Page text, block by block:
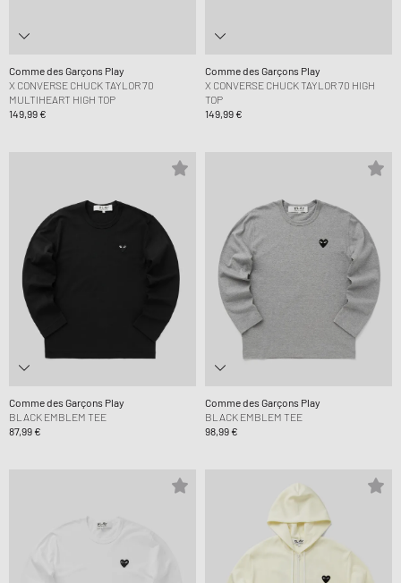
Comme des Garçons Play
X CONVERSE CHUCK TAYLOR 70
MULTIHEART HIGH TOP
149,99 €
Comme des Garçons Play
X CONVERSE CHUCK TAYLOR 70 HIGH
TOP
149,99 €
Comme des Garçons Play
BLACK EMBLEM TEE
87,99 €
Comme des Garçons Play
BLACK EMBLEM TEE
98,99 €